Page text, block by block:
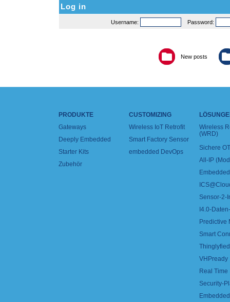
Log in
Username: Password:
New posts
PRODUKTE
Gateways
Deeply Embedded
Starter Kits
Zubehör
CUSTOMIZING
Wireless IoT Retrofit
Smart Factory Sensor
embedded DevOps
Wireless
(WRD)
Sichere
All-IP
Sensor-2-
I4.0-
Predictive
Smart
VHPready
Real
Security-